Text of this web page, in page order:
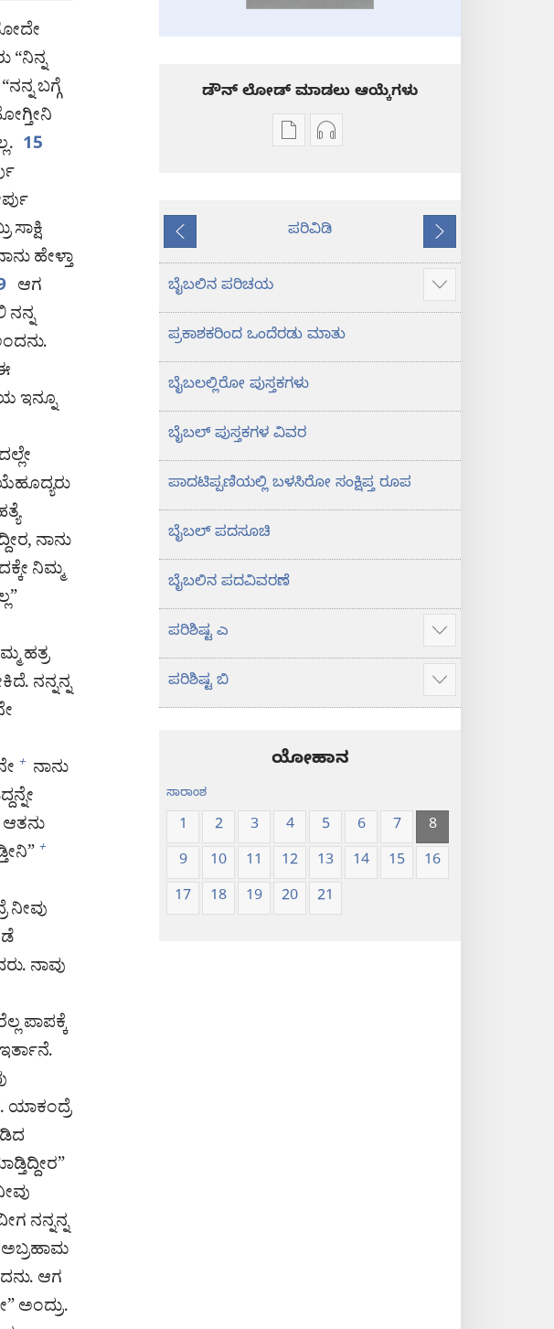
“ನಿನ್ನ
ಬಗ್ಗೆ
15
ಸಾಕ್ಷಿ
ಹೇಳ್ತಾ
ಆಗ
ನನ್ನ
ಇನ್ನೂ
ನಾನು
ನಿಮ್ಮ
ಹತ್ರ
ನನ್ನನ್ನ
+ ನಾನು
ಆತನು
+
ನೀವು
ನಾವು
ಪಾಪಕ್ಕೆ
ಯಾಕಂದ್ರೆ
ನನ್ನನ್ನ
ಅಬ್ರಹಾಮ
ಆಗ
ಅಂದ್ರು.
ಡೌನ್ ಲೋಡ್ ಮಾಡಲು ಆಯ್ಕೆಗಳು
ಪ್ರಕಾಶನ
ಬೈಬಲ್‌-
ಆಡಿಯೋ
ಬೈಬಲ್‌-
ಹಿಂದಿನದು
ಪರಿವಿಡಿ
ಮುಂದೆ
ಬೈಬಲಿನ ಪರಿಚಯ
ಹೆಚ್ಚು
ಮಾಹಿತಿ
ಪ್ರಕಾಶಕರಿಂದ ಒಂದೆರಡು ಮಾತು
ಬೈಬಲಲ್ಲಿರೋ ಪುಸ್ತಕಗಳು
ಬೈಬಲ್‌ ಪುಸ್ತಕಗಳ ವಿವರ
ಪಾದಟಿಪ್ಪಣಿಯಲ್ಲಿ ಬಳಸಿರೋ ಸಂಕ್ಷಿಪ್ತ ರೂಪ
ಬೈಬಲ್‌ ಪದಸೂಚಿ
ಬೈಬಲಿನ ಪದವಿವರಣೆ
ಪರಿಶಿಷ್ಟ ಎ
ಹೆಚ್ಚು
ಮಾಹಿತಿ
ತೋರಿಸು
ಪರಿಶಿಷ್ಟ ಬಿ
ಹೆಚ್ಚು
ಮಾಹಿತಿ
ಯೋಹಾನ
ಸಾರಾಂಶ
1 2 3 4 5 6 7
8
9
10 11 12 13 14 15
16
17
18 19 20 21